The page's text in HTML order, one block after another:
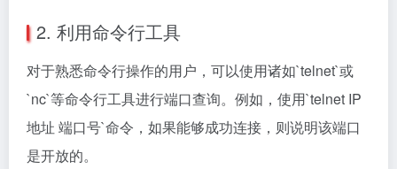
2. 利用命令行工具
对于熟悉命令行操作的用户，可以使用诸如`telnet`或
`nc`等命令行工具进行端口查询。例如，使用`telnet IP
地址 端口号`命令，如果能够成功连接，则说明该端口
是开放的。